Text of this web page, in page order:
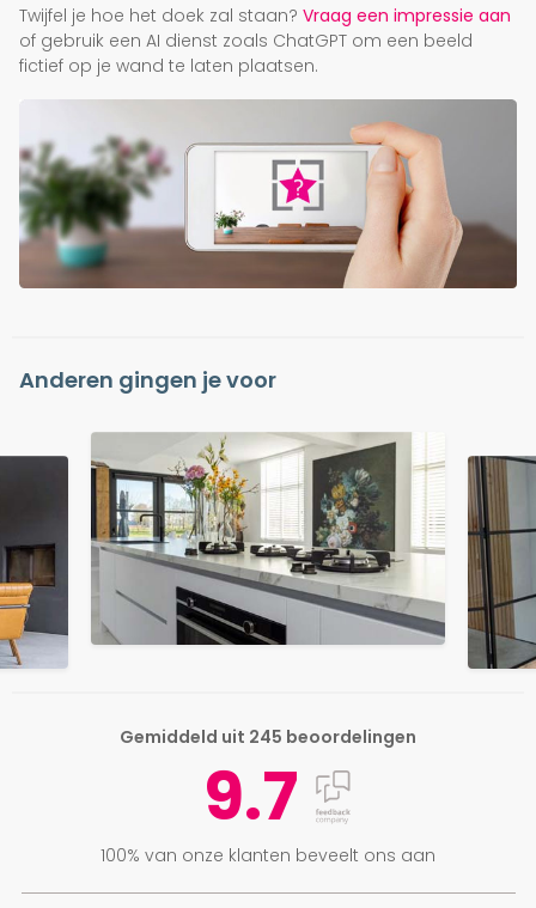
Twijfel je hoe het doek zal staan? Vraag een impressie aan
of gebruik een AI dienst zoals ChatGPT om een beeld
fictief op je wand te laten plaatsen.
Anderen gingen je voor
Gemiddeld uit 245 beoordelingen
9.7
100% van onze klanten beveelt ons aan